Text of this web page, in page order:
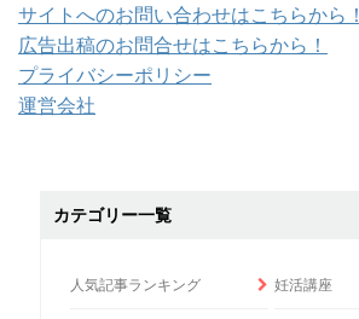
サイトへのお問い合わせはこちらから！
広告出稿のお問合せはこちらから！
プライバシーポリシー
運営会社
カテゴリー一覧
人気記事ランキング 妊活講座